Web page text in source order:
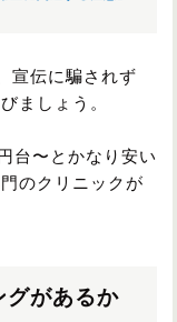
宣伝に騙されず
ましょう。
台〜とかなり安い
のクリニックが
グがあるか